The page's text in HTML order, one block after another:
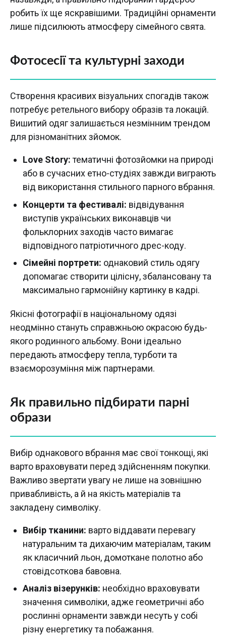
робить їх ще яскравішими. Традиційні орнаменти
лише підсилюють атмосферу сімейного свята.
Фотосесії та культурні заходи
Створення красивих візуальних спогадів також
потребує ретельного вибору образів та локацій.
Вишитий одяг залишається незмінним трендом
для різноманітних зйомок.
Love Story:тематичні фотозйомки на природі
або в сучасних етно-студіях завжди виграють
від використання стильного парного вбрання.
Концерти та фестивалі: відвідування
виступів українських виконавців чи
фольклорних заходів часто вимагає
відповідного патріотичного дрес-коду.
Сімейні портрети: однаковий стиль одягу
допомагає створити цілісну, збалансовану та
максимально гармонійну картинку в кадрі.
Якісні фотографії в національному одязі
неодмінно стануть справжньою окрасою будь-
якого родинного альбому. Вони ідеально
передають атмосферу тепла, турботи та
взаєморозуміння між партнерами.
Як правильно підбирати парні
образи
Вибір однакового вбрання має свої тонкощі, які
варто враховувати перед здійсненням покупки.
Важливо звертати увагу не лише на зовнішню
привабливість, а й на якість матеріалів та
закладену символіку.
Вибір тканини: варто віддавати перевагу
натуральним та дихаючим матеріалам, таким
як класичний льон, домоткане полотно або
стовідсоткова бавовна.
Аналіз візерунків: необхідно враховувати
значення символіки, адже геометричні або
рослинні орнаменти завжди несуть у собі
різну енергетику та побажання.